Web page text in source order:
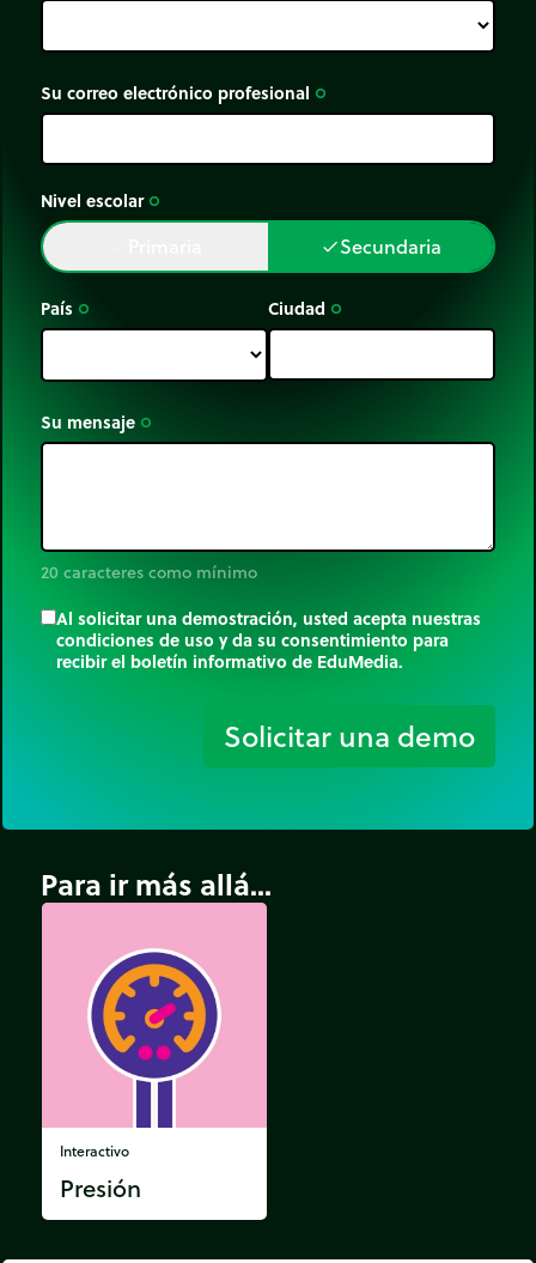
Su correo electrónico profesional trip_origin
Nivel escolar trip_origin
doneSecundaria
País trip_origin Ciudad trip_origin
Su mensaje trip_origin
20 caracteres como mínimo
Al solicitar una demostración, usted acepta nuestras
condiciones de uso y da su consentimiento para
recibir el boletín informativo de EduMedia.
Solicitar una demo
Para ir más allá...
Interactivo
Presión